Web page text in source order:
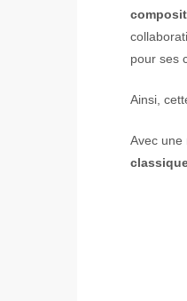
pour ses
Ainsi,
Avec une